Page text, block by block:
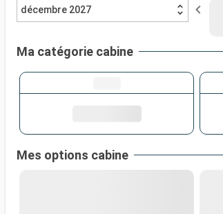
décembre 2027
Ma catégorie cabine
Mes options cabine